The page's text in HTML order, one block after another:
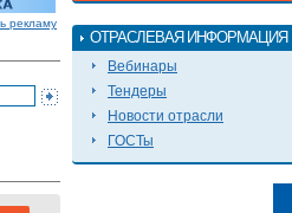
рекламу
ОТРАСЛЕВАЯ ИНФОРМАЦИЯ
Вебинары
Тендеры
Новости отрасли
ГОСТы